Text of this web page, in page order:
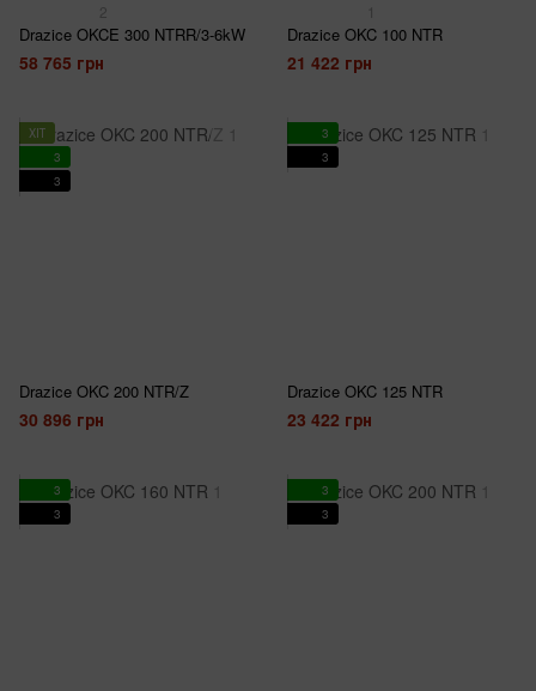
2
Drazice OKCE 300 NTRR/3-6kW
58 765 грн
1
Drazice OKC 100 NTR
21 422 грн
ХІТ
3
3
Drazice OKC 200 NTR/Z
30 896 грн
3
3
Drazice OKC 125 NTR
23 422 грн
3
3
3
3